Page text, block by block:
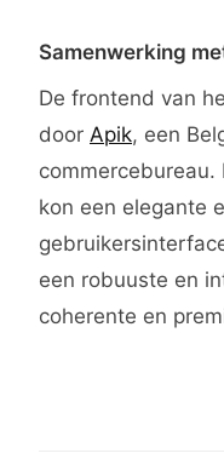
Samenwerking
De frontend van
door Apik, een
commercebureau.
kon een elegante
een robuuste en
coherente en